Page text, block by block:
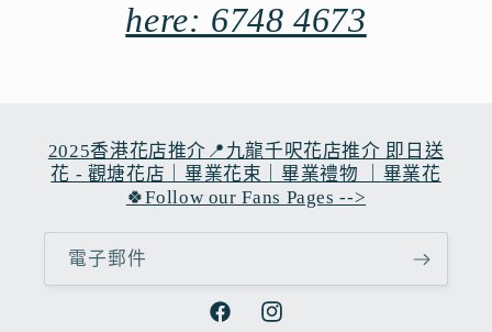
here: 6748 4673
2025香港花店推介📍九龍千呎花店推介 即日送
花 - 觀塘花店｜畢業花束｜畢業禮物 ｜畢業花
🍀Follow our Fans Pages -->
電子郵件
FacebookInstagram